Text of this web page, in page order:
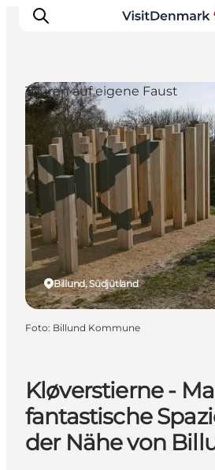
Inspiration
Regionen
Erlebnisse
Unterkünfte
Reiseplanung
Kløverstierne -
fantastische
der Nähe von
Billund, Südjütland
Touren auf eigene Faust
Foto: Billund Kommune